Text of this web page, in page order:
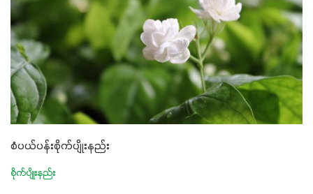
စံပယ်ပန်းစိုက်ပျိုးနည်း
စိုက်ပျိုးနည်း